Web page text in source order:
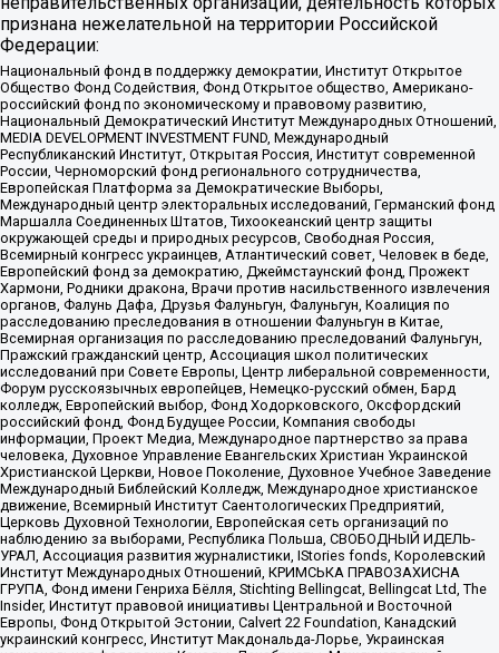
признана нежелательной на территории Российской
Федерации:
Национальный фонд в поддержку демократии, Институт Открытое
Общество Фонд Содействия, Фонд Открытое общество, Американо-
российский фонд по экономическому и правовому развитию,
Национальный Демократический Институт Международных Отношений,
MEDIA DEVELOPMENT INVESTMENT FUND, Международный
Республиканский Институт, Открытая Россия, Институт современной
России, Черноморский фонд регионального сотрудничества,
Европейская Платформа за Демократические Выборы,
Международный центр электоральных исследований, Германский фонд
Маршалла Соединенных Штатов, Тихоокеанский центр защиты
окружающей среды и природных ресурсов, Свободная Россия,
Всемирный конгресс украинцев, Атлантический совет, Человек в беде,
Европейский фонд за демократию, Джеймстаунский фонд, Прожект
Хармони, Родники дракона, Врачи против насильственного извлечения
органов, Фалунь Дафа, Друзья Фалуньгун, Фалуньгун, Коалиция по
расследованию преследования в отношении Фалуньгун в Китае,
Всемирная организация по расследованию преследований Фалуньгун,
Пражский гражданский центр, Ассоциация школ политических
исследований при Совете Европы, Центр либеральной современности,
Форум русскоязычных европейцев, Немецко-русский обмен, Бард
колледж, Европейский выбор, Фонд Ходорковского, Оксфордский
российский фонд, Фонд Будущее России, Компания свободы
информации, Проект Медиа, Международное партнерство за права
человека, Духовное Управление Евангельских Христиан Украинской
Христианской Церкви, Новое Поколение, Духовное Учебное Заведение
Международный Библейский Колледж, Международное христианское
движение, Всемирный Институт Саентологических Предприятий,
Церковь Духовной Технологии, Европейская сеть организаций по
наблюдению за выборами, Республика Польша, СВОБОДНЫЙ ИДЕЛЬ-
УРАЛ, Ассоциация развития журналистики, IStories fonds, Королевский
Институт Международных Отношений, КРИМСЬКА ПРАВОЗАХИСНА
ГРУПА, Фонд имени Генриха Бёлля, Stichting Bellingcat, Bellingcat Ltd, The
Insider, Институт правовой инициативы Центральной и Восточной
Европы, Фонд Открытой Эстонии, Calvert 22 Foundation, Канадский
украинский конгресс, Институт Макдональда-Лорье, Украинская